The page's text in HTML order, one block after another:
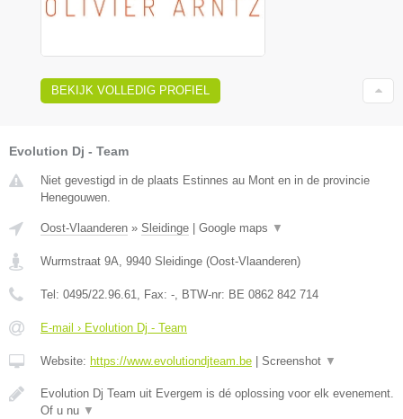
BEKIJK VOLLEDIG PROFIEL
Evolution Dj - Team
Niet gevestigd in de plaats Estinnes au Mont en in de provincie
Henegouwen.
Oost-Vlaanderen » Sleidinge Google maps ▼
Wurmstraat 9A, 9940 Sleidinge (Oost-Vlaanderen)
Tel: 0495/22.96.61, Fax: -, BTW-nr: BE 0862 842 714
E-mail › Evolution Dj - Team
Website: https://www.evolutiondjteam.be Screenshot ▼
Evolution Dj Team uit Evergem is dé oplossing voor elk evenement.
Of u nu ▼